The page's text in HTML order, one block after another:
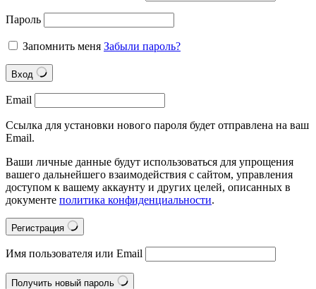
Пароль
Запомнить меня Забыли пароль?
Вход
Email
Ссылка для установки нового пароля будет отправлена на ваш
Email.
Ваши личные данные будут использоваться для упрощения
вашего дальнейшего взаимодействия с сайтом, управления
доступом к вашему аккаунту и других целей, описанных в
документе политика конфиденциальности.
Регистрация
Имя пользователя или Email
Получить новый пароль